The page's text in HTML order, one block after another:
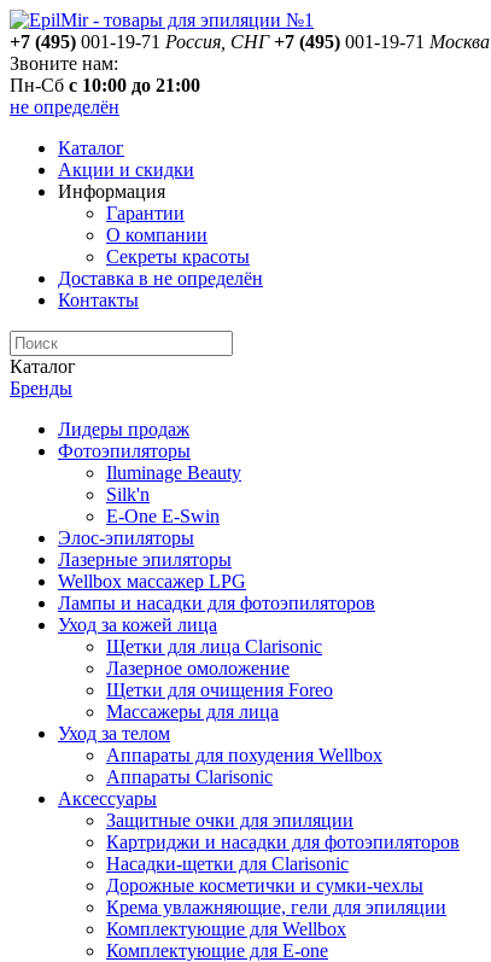
+7 (495) 001-19-71 Россия, СНГ +7 (495) 001-19-71 Москва
Звоните нам:
Пн-Сб с 10:00 до 21:00
не определён
Каталог
Акции и скидки
Информация
Гарантии
О компании
Секреты красоты
Доставка в не определён
Контакты
Каталог
Бренды
Лидеры продаж
Фотоэпиляторы
Iluminage Beauty
Silk'n
E-One E-Swin
Элос-эпиляторы
Лазерные эпиляторы
Wellbox массажер LPG
Лампы и насадки для фотоэпиляторов
Уход за кожей лица
Щетки для лица Clarisonic
Лазерное омоложение
Щетки для очищения Foreo
Массажеры для лица
Уход за телом
Аппараты для похудения Wellbox
Аппараты Clarisonic
Аксессуары
Защитные очки для эпиляции
Картриджи и насадки для фотоэпиляторов
Насадки-щетки для Clarisonic
Дорожные косметички и сумки-чехлы
Крема увлажняющие, гели для эпиляции
Комплектующие для Wellbox
Комплектующие для E-one